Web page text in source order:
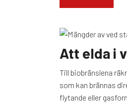
Att elda i
Till biobränslena
som kan brännas
flytande eller